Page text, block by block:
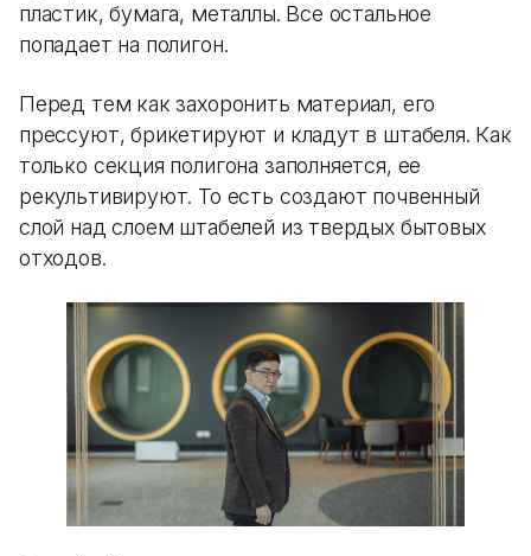
пластик, бумага, металлы. Все остальное
попадает на полигон.
Перед тем как захоронить материал, его
прессуют, брикетируют и кладут в штабеля. Как
только секция полигона заполняется, ее
рекультивируют. То есть создают почвенный
слой над слоем штабелей из твердых бытовых
отходов.